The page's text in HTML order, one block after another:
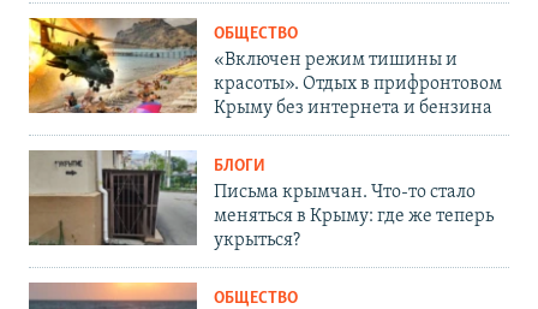
ОБЩЕСТВО
«Включен режим тишины и
красоты». Отдых в прифронтовом
Крыму без интернета и бензина
БЛОГИ
Письма крымчан. Что-то стало
меняться в Крыму: где же теперь
укрыться?
ОБЩЕСТВО